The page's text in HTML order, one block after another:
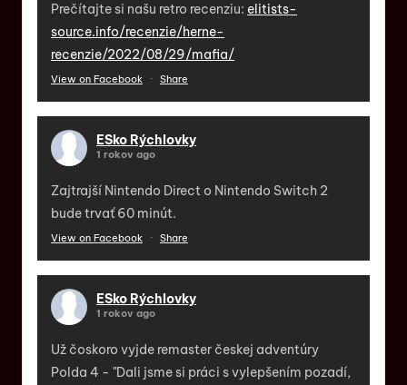
Prečítajte si našu retro recenziu: elitists-
source.info/recenzie/herne-
recenzie/2022/08/29/mafia/
View on Facebook · Share
ESko Rýchlovky
1 rokov ago
Zajtrajší Nintendo Direct o Nintendo Switch 2
bude trvať 60 minút.
View on Facebook · Share
ESko Rýchlovky
1 rokov ago
Už čoskoro vyjde remaster českej adventúry
Polda 4 - "Dali jsme si práci s vylepšením pozadí,